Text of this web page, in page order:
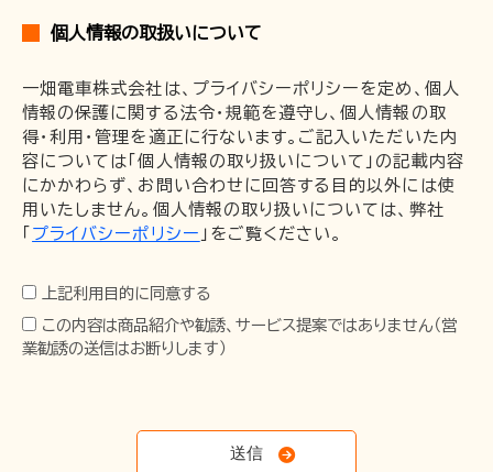
個人情報の取扱いについて
一畑電車株式会社は、プライバシーポリシーを定め、個人
情報の保護に関する法令・規範を遵守し、個人情報の取
得・利用・管理を適正に行ないます。ご記入いただいた内
容については「個人情報の取り扱いについて」の記載内容
にかかわらず、お問い合わせに回答する目的以外には使
用いたしません。個人情報の取り扱いについては、弊社
「 プライバシーポリシー 」をご覧ください。
上記利用目的に同意する
この内容は商品紹介や勧誘、サービス提案ではありません（営
業勧誘の送信はお断りします）